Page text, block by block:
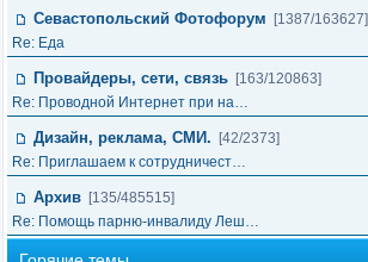
Севастопольский Фотофорум
[1387/163627]
Re: Еда
Провайдеры, сети, связь [163/120863]
Re: Проводной Интернет при на…
Дизайн, реклама, СМИ.
[42/2373]
Re: Приглашаем к сотрудничест…
Архив [135/485515]
Re: Помощь парню-инвалиду Леш…